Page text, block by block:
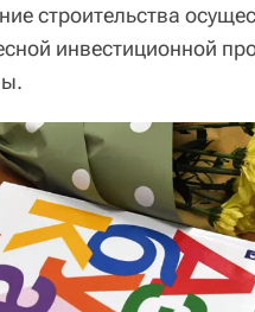
строительства
инвестиционной